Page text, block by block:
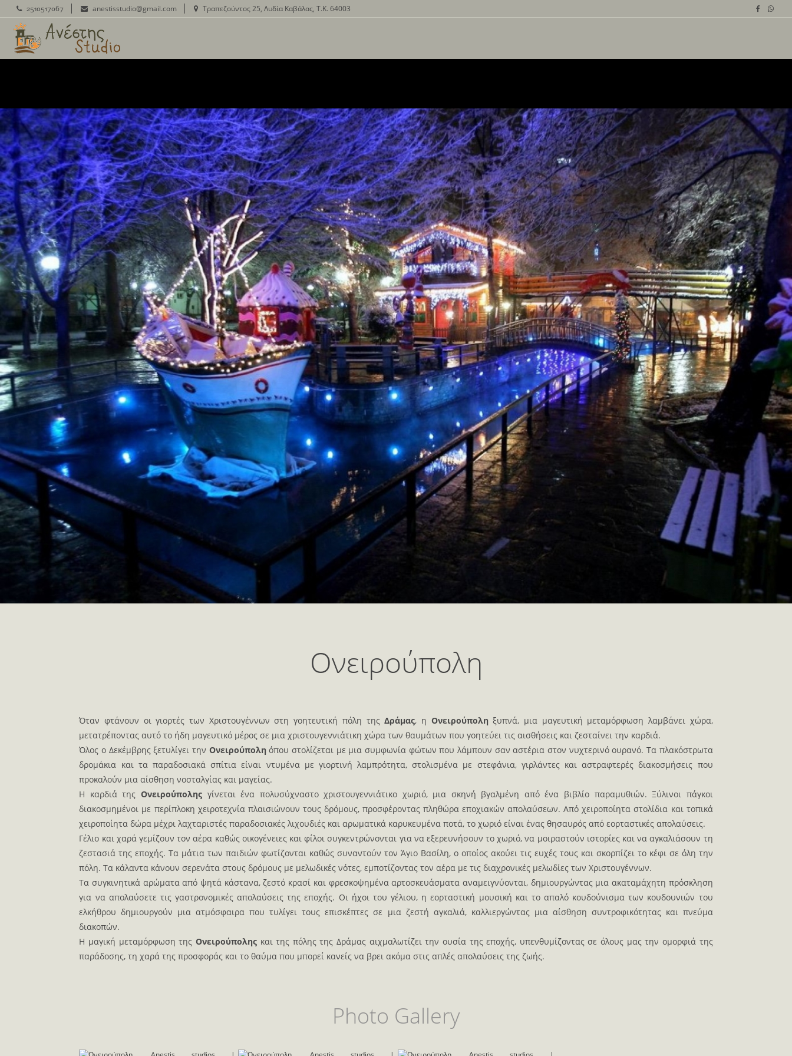
2510517067 anestisstudio@gmail.com Τραπεζούντος 25, Λυδία Καβάλας, Τ.Κ. 64003
Ονειρούπολη
Όταν φτάνουν οι γιορτές των Χριστουγέννων στη γοητευτική πόλη τηςΔράμας, η Ονειρούποληξυπνά, μια μαγευτική μεταμόρφωση λαμβάνει χώρα,
μετατρέποντας αυτό το ήδη μαγευτικό μέρος σε μια χριστουγεννιάτικη χώρα των θαυμάτων που γοητεύει τις αισθήσεις και ζεσταίνει την καρδιά.
Όλος ο Δεκέμβρης ξετυλίγει την Ονειρούποληόπου στολίζεται με μια συμφωνία φώτων που λάμπουν σαν αστέρια στον νυχτερινό ουρανό. Τα πλακόστρωτα
δρομάκια και τα παραδοσιακά σπίτια είναι ντυμένα με γιορτινή λαμπρότητα, στολισμένα με στεφάνια, γιρλάντες και αστραφτερές διακοσμήσεις που
προκαλούν μια αίσθηση νοσταλγίας και μαγείας.
Η καρδιά τηςΟνειρούπολης γίνεται ένα πολυσύχναστο χριστουγεννιάτικο χωριό, μια σκηνή βγαλμένη από ένα βιβλίο παραμυθιών. Ξύλινοι πάγκοι
διακοσμημένοι με περίπλοκη χειροτεχνία πλαισιώνουν τους δρόμους, προσφέροντας πληθώρα εποχιακών απολαύσεων. Από χειροποίητα στολίδια και τοπικά
χειροποίητα δώρα μέχρι λαχταριστές παραδοσιακές λιχουδιές και αρωματικά καρυκευμένα ποτά, το χωριό είναι ένας θησαυρός από εορταστικές απολαύσεις.
Γέλιο και χαρά γεμίζουν τον αέρα καθώς οικογένειες και φίλοι συγκεντρώνονται για να εξερευνήσουν το χωριό, να μοιραστούν ιστορίες και να αγκαλιάσουν τη
ζεστασιά της εποχής. Τα μάτια των παιδιών φωτίζονται καθώς συναντούν τον Άγιο Βασίλη, ο οποίος ακούει τις ευχές τους και σκορπίζει το κέφι σε όλη την
πόλη. Τα κάλαντα κάνουν σερενάτα στους δρόμους με μελωδικές νότες, εμποτίζοντας τον αέρα με τις διαχρονικές μελωδίες των Χριστουγέννων.
Τα συγκινητικά αρώματα από ψητά κάστανα, ζεστό κρασί και φρεσκοψημένα αρτοσκευάσματα αναμειγνύονται, δημιουργώντας μια ακαταμάχητη πρόσκληση
για να απολαύσετε τις γαστρονομικές απολαύσεις της εποχής. Οι ήχοι του γέλιου, η εορταστική μουσική και το απαλό κουδούνισμα των κουδουνιών του
ελκήθρου δημιουργούν μια ατμόσφαιρα που τυλίγει τους επισκέπτες σε μια ζεστή αγκαλιά, καλλιεργώντας μια αίσθηση συντροφικότητας και πνεύμα
διακοπών.
Η μαγική μεταμόρφωση της Ονειρούποληςκαι της πόλης της Δράμας αιχμαλωτίζει την ουσία της εποχής, υπενθυμίζοντας σε όλους μας την ομορφιά της
παράδοσης, τη χαρά της προσφοράς και το θαύμα που μπορεί κανείς να βρει ακόμα στις απλές απολαύσεις της ζωής.
Photo Gallery